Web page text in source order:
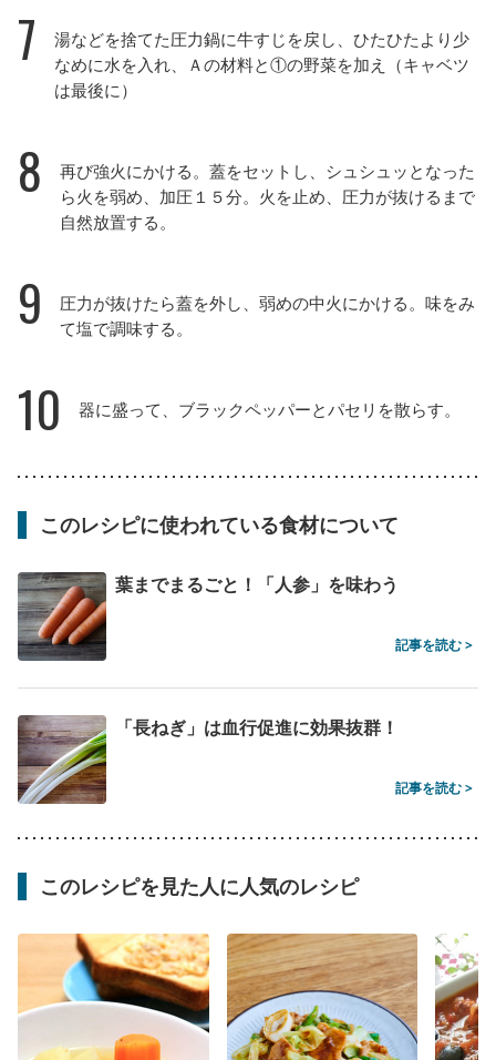
7
湯などを捨てた圧力鍋に牛すじを戻し、ひたひたより少
なめに水を入れ、Ａの材料と①の野菜を加え（キャベツ
は最後に）
8
再び強火にかける。蓋をセットし、シュシュッとなった
ら火を弱め、加圧１５分。火を止め、圧力が抜けるまで
自然放置する。
9
圧力が抜けたら蓋を外し、弱めの中火にかける。味をみ
て塩で調味する。
10 器に盛って、ブラックペッパーとパセリを散らす。
このレシピに使われている食材について
葉までまるごと！「人参」を味わう
記事を読む >
「長ねぎ」は血行促進に効果抜群！
記事を読む >
このレシピを見た人に人気のレシピ